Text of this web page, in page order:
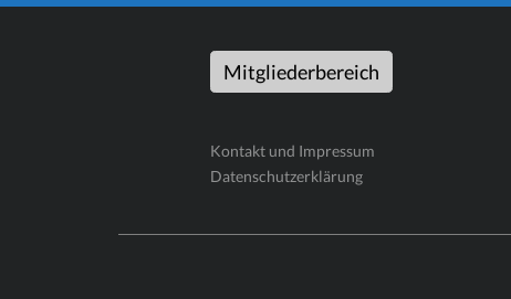
Mitgliederbereich
Kontakt und Impressum
Datenschutzerklärung